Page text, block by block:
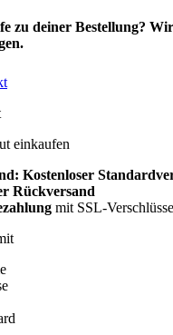
zu deiner Bestellung?
einkaufen
Kostenloser
Rückversand
mit SSL-